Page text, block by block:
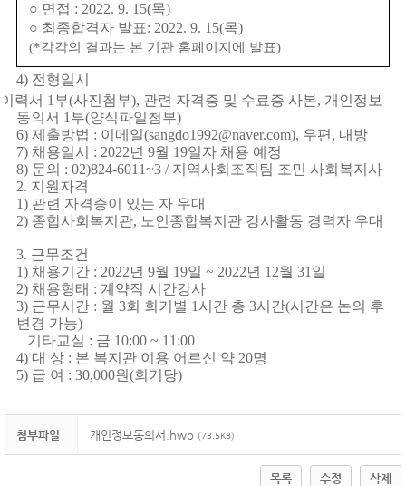
○ 면접 : 2022. 9. 15(목)
○ 최종합격자 발표: 2022. 9. 15(목)
(*각각의 결과는 본 기관 홈페이지에 발표)
4) 전형일시
이력서 1 부(사진첨부), 관련 자격증 및 수료증 사본, 개인정보
동의서 1 부(양식파일첨부)
6) 제출방법 : 이메일(sangdo1992@naver.com), 우편 , 내방
7) 채용일시 : 2022년 9월 19일자 채용 예정
8) 문의 : 02)824-6011~3 / 지역사회조직팀 조민 사회복지사
2. 지원자격
1) 관련 자격증이 있는 자 우대
2) 종합사회복지관, 노인종합복지관 강사활동 경력자 우대
3. 근무조건
1) 채용기간 : 2022년 9월 19일 ~ 2022년 12월 31 일
2) 채용형태 : 계약직 시간강사
3) 근무시간 : 월 3회 회기별 1시간 총 3시간(시간은 논의 후
변경 가능)
기타교실 : 금 10:00 ~ 11:00
4) 대 상 : 본 복지관 이용 어르신 약 20명
5) 급 여 : 30,000원(회기당)
첨부파일 개인정보동의서.hwp (73.5KB)
목록 수정 삭제